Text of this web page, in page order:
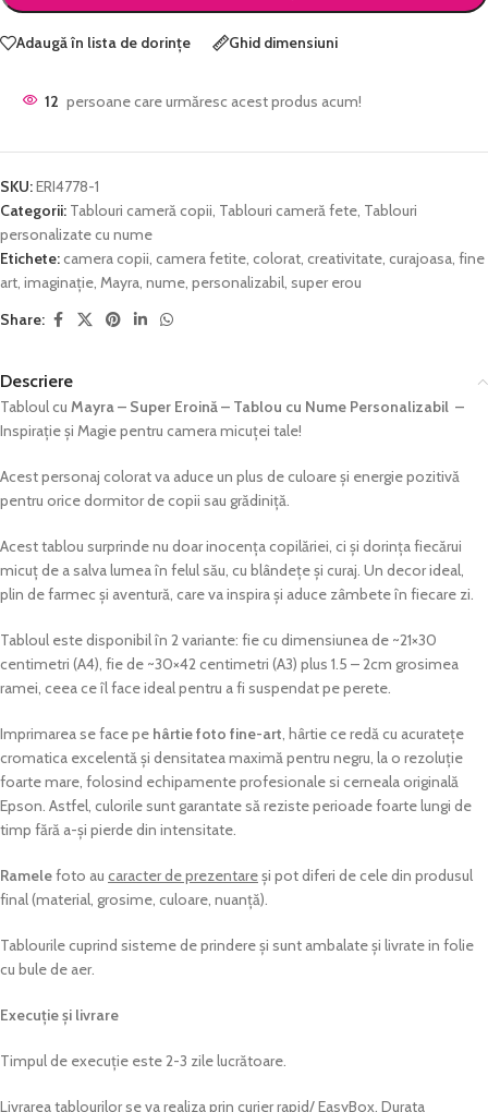
Adaugă în lista de dorințe Ghid dimensiuni
12 persoane care urmăresc acest produs acum!
SKU:ERI4778-1
Categorii: Tablouri cameră copii Tablouri cameră fete Tablouri
personalizate cu nume
Etichete:camera copii camera fetite colorat creativitate curajoasa fine
art imaginație Mayra nume personalizabil super erou
Share:
Descriere
Tabloul cu Mayra – Super Eroină – Tablou cu Nume Personalizabil –
Inspirație și Magie pentru camera micuței tale!
Acest personaj colorat va aduce un plus de culoare și energie pozitivă
pentru orice dormitor de copii sau grădiniță.
Acest tablou surprinde nu doar inocența copilăriei, ci și dorința fiecărui
micuț de a salva lumea în felul său, cu blândețe și curaj. Un decor ideal,
plin de farmec și aventură, care va inspira și aduce zâmbete în fiecare zi.
Tabloul este disponibil în 2 variante: fie cu dimensiunea de ~21×30
centimetri (A4), fie de ~30×42 centimetri (A3) plus 1.5 – 2cm grosimea
ramei, ceea ce îl face ideal pentru a fi suspendat pe perete.
Imprimarea se face pe hârtie foto fine-art , hârtie ce redă cu acuratețe
cromatica excelentă și densitatea maximă pentru negru, la o rezoluție
foarte mare, folosind echipamente profesionale si cerneala originală
Epson. Astfel, culorile sunt garantate să reziste perioade foarte lungi de
timp fără a-și pierde din intensitate.
Ramelefoto au caracter de prezentareși pot diferi de cele din produsul
final (material, grosime, culoare, nuanță).
Tablourile cuprind sisteme de prindere și sunt ambalate și livrate in folie
cu bule de aer.
Execuție și livrare
Timpul de execuție este 2-3 zile lucrătoare.
Livrarea tablourilor se va realiza prin curier rapid/ EasyBox. Durata